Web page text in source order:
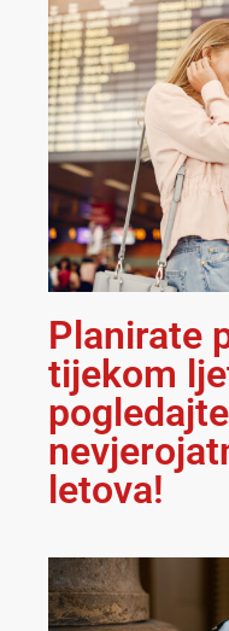
Planirate
tijekom
letova!